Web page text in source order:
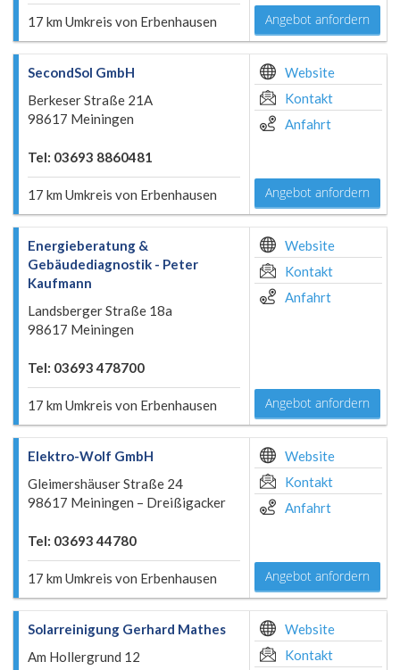
17 km Umkreis von Erbenhausen Angebot anfordern
SecondSol GmbH
Berkeser Straße 21A
98617 Meiningen
Tel: 03693 8860481
17 km Umkreis von Erbenhausen
Website
Kontakt
Anfahrt
Angebot anfordern
Energieberatung &
Gebäudediagnostik - Peter
Kaufmann
Landsberger Straße 18a
98617 Meiningen
Tel: 03693 478700
17 km Umkreis von Erbenhausen
Website
Kontakt
Anfahrt
Angebot anfordern
Elektro-Wolf GmbH
Gleimershäuser Straße 24
98617 Meiningen – Dreißigacker
Tel: 03693 44780
17 km Umkreis von Erbenhausen
Website
Kontakt
Anfahrt
Angebot anfordern
Solarreinigung Gerhard Mathes
Am Hollergrund 12
Website
Kontakt